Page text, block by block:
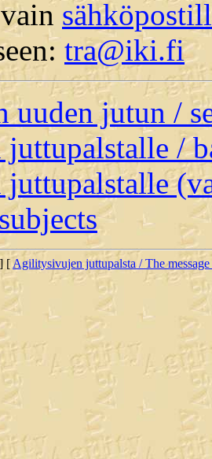
tra@iki.fi
jutun /
juttupalstalle /
juttupalstalle
[Agilitysivujen juttupalsta / The